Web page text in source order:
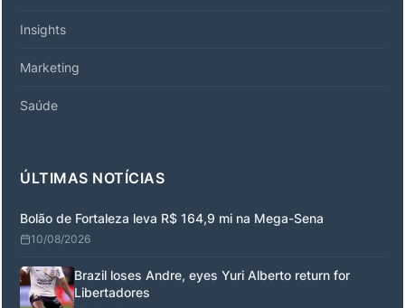
Insights
Marketing
Saúde
ÚLTIMAS NOTÍCIAS
Bolão de Fortaleza leva R$ 164,9 mi na Mega-Sena
10/08/2026
Brazil loses Andre, eyes Yuri Alberto return for
Libertadores